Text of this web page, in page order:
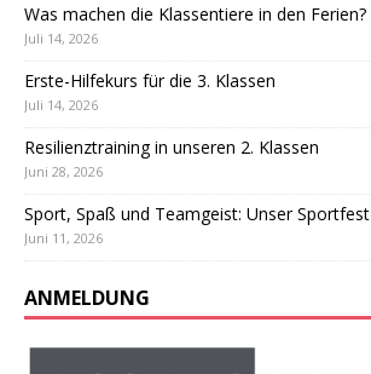
Was machen die Klassentiere in den Ferien?
Juli 14, 2026
Erste-Hilfekurs für die 3. Klassen
Juli 14, 2026
Resilienztraining in unseren 2. Klassen
Juni 28, 2026
Sport, Spaß und Teamgeist: Unser Sportfest
Juni 11, 2026
ANMELDUNG